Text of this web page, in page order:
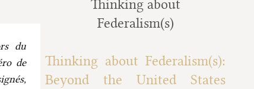
du
de
Thinking about
Federalism(s)
Thinking about Federalism(s):
Beyond the United States